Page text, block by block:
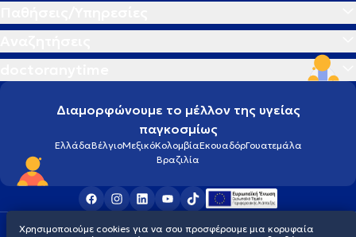
Διαμορφώνουμε το μέλλον της υγείας
παγκοσμίως
ΕλλάδαΒέλγιοΜεξικόΚολομβίαΕκουαδόρΓουατεμάλα
Βραζιλία
Οροι χρήσηςCookiesΠολιτική προστασίας προσωπικού απορρήτου
Χρησιμοποιούμε cookies για να σου προσφέρουμε μια κορυφαία